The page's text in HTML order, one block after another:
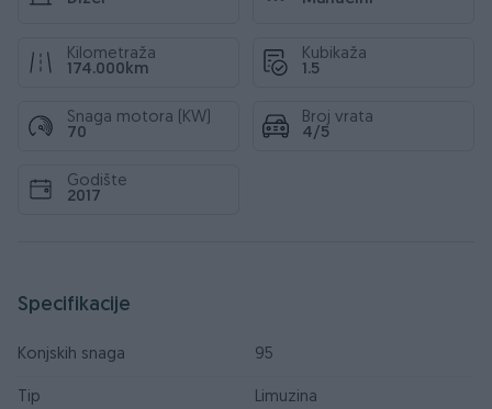
Kilometraža
174.000km
Kubikaža
1.5
Snaga motora (KW)
70
Broj vrata
4/5
Godište
2017
Specifikacije
Konjskih snaga 95
Tip Limuzina